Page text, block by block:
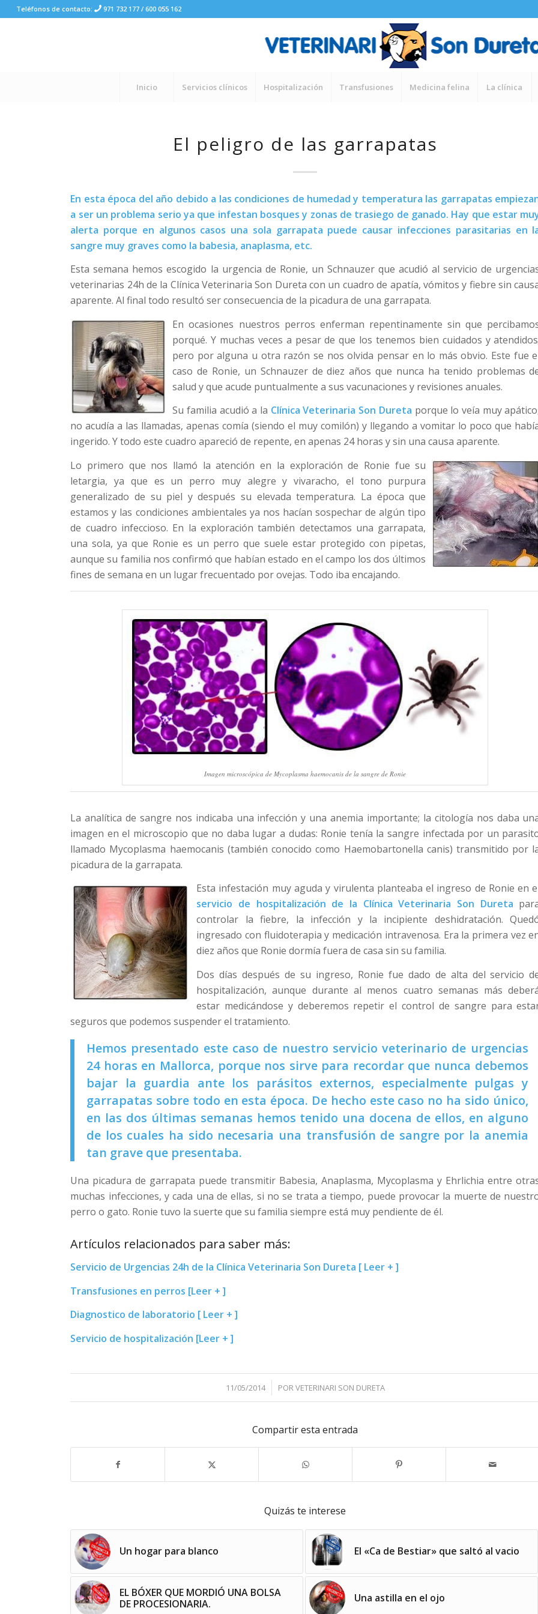
Teléfonos de contacto: 971 732 177/ 600 055 162
Inicio Servicios clínicos Hospitalización Transfusiones Medicina felina La clínica
El peligro de las garrapatas
En esta época del año debido a las condiciones de humedad y temperatura las garrapatas
a ser un problema serio ya que infestan bosques y zonas de trasiego de ganado. Hay que estar
alerta porque en algunos casos una sola garrapata puede causar infecciones parasitarias en
sangre muy graves como la babesia, anaplasma, etc.
Esta semana hemos escogido la urgencia de Ronie, un Schnauzer que acudió al servicio de
veterinarias 24h de la Clínica Veterinaria Son Dureta con un cuadro de apatía, vómitos y fiebre sin
aparente. Al final todo resultó ser consecuencia de la picadura de una garrapata.
En ocasiones nuestros perros enferman repentinamente sin que
porqué. Y muchas veces a pesar de que los tenemos bien cuidados y
pero por alguna u otra razón se nos olvida pensar en lo más obvio. Este fue
caso de Ronie, un Schnauzer de diez años que nunca ha tenido problemas
salud y que acude puntualmente a sus vacunaciones y revisiones anuales.
Su familia acudió a la Clínica Veterinaria Son Dureta porque lo veía muy
no acudía a las llamadas, apenas comía (siendo el muy comilón) y llegando a vomitar lo poco que
ingerido. Y todo este cuadro apareció de repente, en apenas 24 horas y sin una causa aparente.
Lo primero que nos llamó la atención en la exploración de Ronie fue su
letargia, ya que es un perro muy alegre y vivaracho, el tono purpura
generalizado de su piel y después su elevada temperatura. La época que
estamos y las condiciones ambientales ya nos hacían sospechar de algún tipo
de cuadro infeccioso. En la exploración también detectamos una garrapata,
una sola, ya que Ronie es un perro que suele estar protegido con pipetas,
aunque su familia nos confirmó que habían estado en el campo los dos últimos
fines de semana en un lugar frecuentado por ovejas. Todo iba encajando.
Imagen microscópica de Mycoplasma haemocanis de la sangre de Ronie
La analítica de sangre nos indicaba una infección y una anemia importante; la citología nos daba
imagen en el microscopio que no daba lugar a dudas: Ronie tenía la sangre infectada por un
llamado Mycoplasma haemocanis (también conocido como Haemobartonella canis) transmitido por
picadura de la garrapata.
Esta infestación muy aguda y virulenta planteaba el ingreso de Ronie en
servicio de hospitalización de la Clínica Veterinaria Son Dureta
controlar la fiebre, la infección y la incipiente deshidratación.
ingresado con fluidoterapia y medicación intravenosa. Era la primera vez
diez años que Ronie dormía fuera de casa sin su familia.
Dos días después de su ingreso, Ronie fue dado de alta del servicio
hospitalización, aunque durante al menos cuatro semanas más
estar medicándose y deberemos repetir el control de sangre para
seguros que podemos suspender el tratamiento.
Hemos presentado este caso de nuestro servicio veterinario de urgencias
24 horas en Mallorca, porque nos sirve para recordar que nunca debemos
bajar la guardia ante los parásitos externos, especialmente pulgas y
garrapatas sobre todo en esta época. De hecho este caso no ha sido único,
en las dos últimas semanas hemos tenido una docena de ellos, en alguno
de los cuales ha sido necesaria una transfusión de sangre por la anemia
tan grave que presentaba.
Una picadura de garrapata puede transmitir Babesia, Anaplasma, Mycoplasma y Ehrlichia entre
muchas infecciones, y cada una de ellas, si no se trata a tiempo, puede provocar la muerte de
perro o gato. Ronie tuvo la suerte que su familia siempre está muy pendiente de él.
Artículos relacionados para saber más:
Servicio de Urgencias 24h de la Clínica Veterinaria Son Dureta [ Leer + ]
Transfusiones en perros [Leer + ]
Diagnostico de laboratorio [ Leer + ]
Servicio de hospitalización [Leer + ]
11/05/2014
/ PORVETERINARI SON DURETA
Compartir esta entrada
Quizás te interese
Un hogar para blanco El «Ca de Bestiar» que saltó al vacio
EL BÓXER QUE MORDIÓ UNA BOLSA
DE PROCESIONARIA.
Una astilla en el ojo